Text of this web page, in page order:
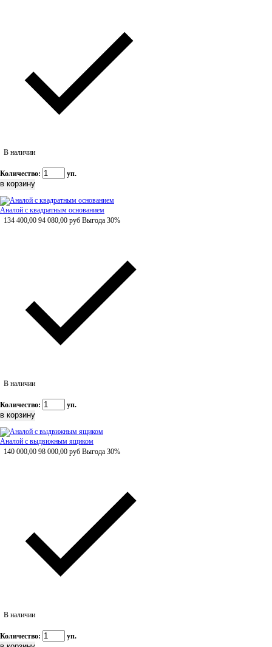
В наличии
Количество: уп.
Аналой с квадратным основанием
134 400,00 94 080,00 руб Выгода 30%
В наличии
Количество: уп.
Аналой с выдвижным ящиком
140 000,00 98 000,00 руб Выгода 30%
В наличии
Количество: уп.